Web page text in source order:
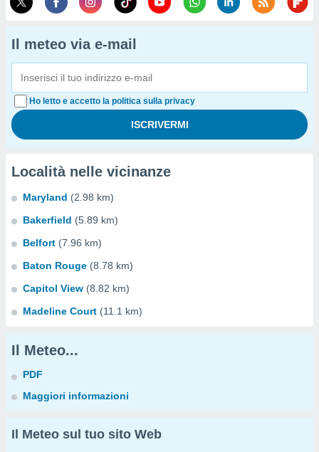
Il meteo via e-mail
Ho letto e accetto la politica sulla privacy
Località nelle vicinanze
Maryland (2.98 km)
Bakerfield (5.89 km)
Belfort (7.96 km)
Baton Rouge (8.78 km)
Capitol View (8.82 km)
Madeline Court (11.1 km)
Il Meteo...
PDF
Maggiori informazioni
Il Meteo sul tuo sito Web